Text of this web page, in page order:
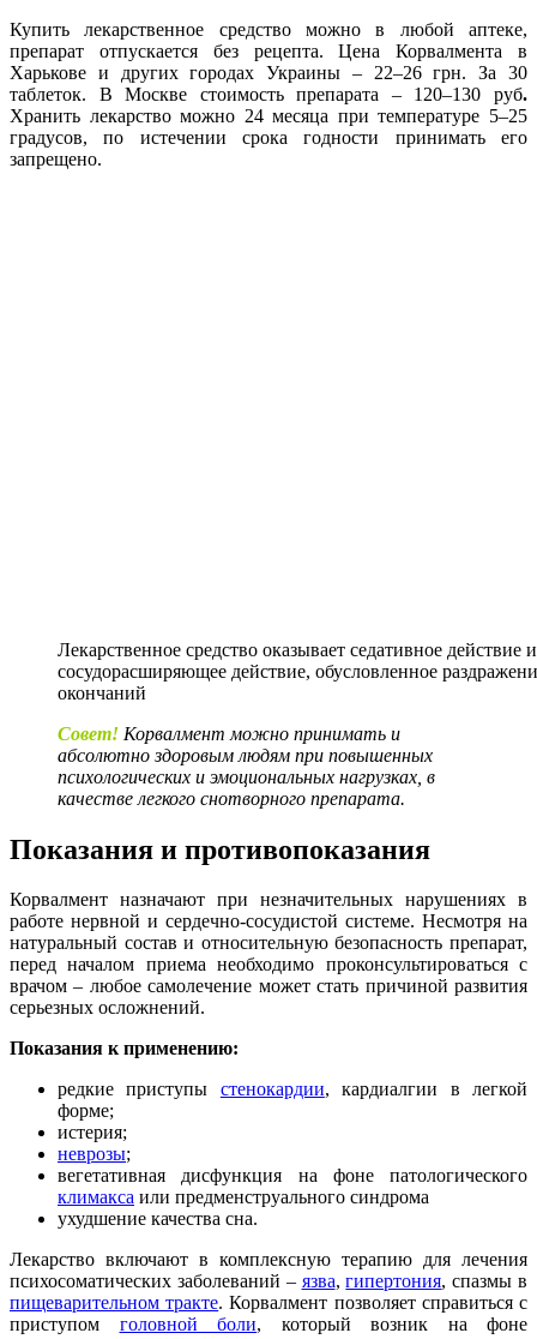
Купить лекарственное средство можно в любой аптеке,
препарат отпускается без рецепта. Цена Корвалмента в
Харькове и других городах Украины – 22–26 грн. За 30
таблеток. В Москве стоимость препарата – 120–130 руб.
Хранить лекарство можно 24 месяца при температуре 5–25
градусов, по истечении срока годности принимать его
запрещено.
Лекарственное средство оказывает седативное действие
сосудорасширяющее действие, обусловленное
окончаний
Совет! Корвалмент можно принимать и
абсолютно здоровым людям при повышенных
психологических и эмоциональных нагрузках, в
качестве легкого снотворного препарата.
Показания и противопоказания
Корвалмент назначают при незначительных нарушениях в
работе нервной и сердечно-сосудистой системе. Несмотря на
натуральный состав и относительную безопасность препарат,
перед началом приема необходимо проконсультироваться с
врачом – любое самолечение может стать причиной развития
серьезных осложнений.
Показания к применению:
редкие приступы стенокардии, кардиалгии в легкой
форме;
истерия;
неврозы;
вегетативная дисфункция на фоне патологического
климакса или предменструального синдрома
ухудшение качества сна.
Лекарство включают в комплексную терапию для лечения
психосоматических заболеваний – язва,гипертония, спазмы в
пищеварительном тракте. Корвалмент позволяет справиться с
приступом головной боли, который возник на фоне